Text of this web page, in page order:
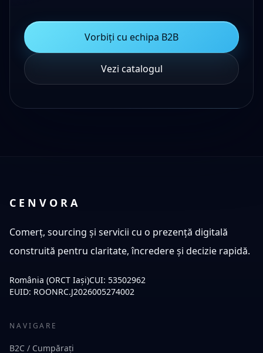
Vorbiți cu echipa B2B
Vezi catalogul
CENVORA
Comerț, sourcing și servicii cu o prezență digitală
construită pentru claritate, încredere și decizie rapidă.
România (ORCT Iași)CUI: 53502962
EUID: ROONRC.J2026005274002
NAVIGARE
B2C / Cumpărați